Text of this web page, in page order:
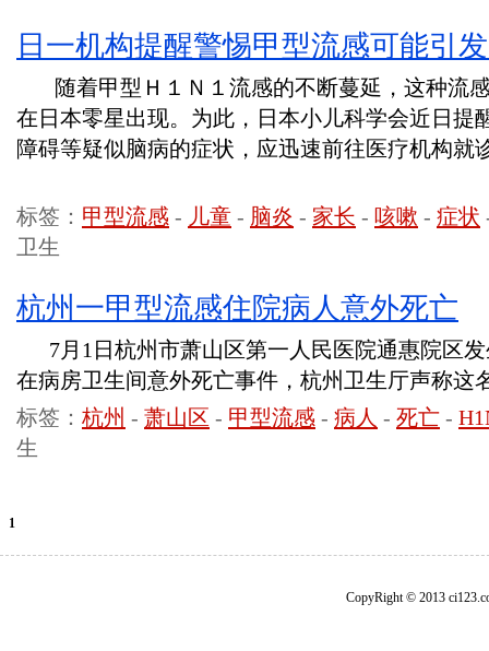
日一机构提醒警惕甲型流感可能引
随着甲型Ｈ１Ｎ１流感的不断蔓延，这种流
在日本零星出现。为此，日本小儿科学会近日提
障碍等疑似脑病的症状，应迅速前往医疗机构就
标签： 甲型流感 - 儿童 - 脑炎 - 家长 - 咳嗽 - 症状
卫生
杭州一甲型流感住院病人意外死亡
7月1日杭州市萧山区第一人民医院通惠院区发
在病房卫生间意外死亡事件，杭州卫生厅声称这
标签： 杭州 - 萧山区 - 甲型流感 - 病人 - 死亡 -
生
1
CopyRight © 2013